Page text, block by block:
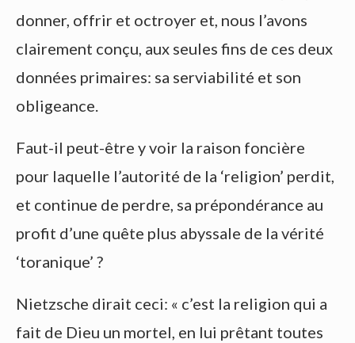
donner, offrir et octroyer et, nous l’avons
clairement conçu, aux seules fins de ces deux
données primaires: sa serviabilité et son
obligeance.
Faut-il peut-être y voir la raison foncière
pour laquelle l’autorité de la ‘religion’ perdit,
et continue de perdre, sa prépondérance au
profit d’une quête plus abyssale de la vérité
‘toranique’ ?
Nietzsche dirait ceci: « c’est la religion qui a
fait de Dieu un mortel, en lui prêtant toutes